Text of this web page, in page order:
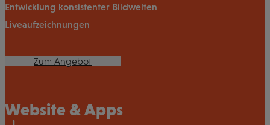
Entwicklung konsistenter Bildwelten
Liveaufzeichnungen
Zum Angebot
Website & Apps